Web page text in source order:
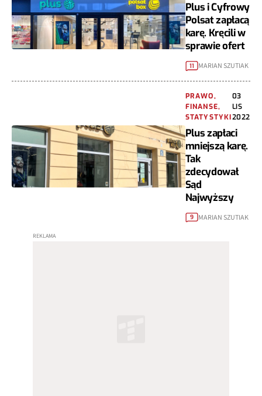
Plus i Cyfrowy
Polsat zapłacą
karę. Kręcili w
sprawie ofert
11 MARIAN SZUTIAK
PRAWO,
FINANSE,
STATYSTYKI
03
LIS
2022
Plus zapłaci
mniejszą karę.
Tak
zdecydował
Sąd
Najwyższy
9 MARIAN SZUTIAK